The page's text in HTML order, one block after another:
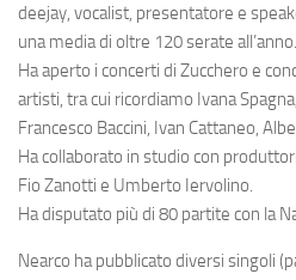
deejay, vocalist, presentatore e
una media di oltre 120 serate all’anno.
Ha aperto i concerti di Zucchero e
artisti, tra cui ricordiamo Ivana
Francesco Baccini, Ivan Cattaneo,
Ha collaborato in studio con
Fio Zanotti e Umberto Iervolino.
Ha disputato più di 80 partite con la
Nearco ha pubblicato diversi singoli